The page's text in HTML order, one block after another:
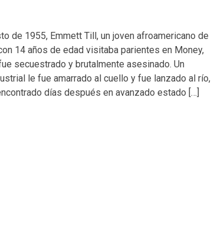
de 1955, Emmett Till, un joven afroamericano de
14 años de edad visitaba parientes en Money,
secuestrado y brutalmente asesinado. Un
le fue amarrado al cuello y fue lanzado al río,
días después en avanzado estado […]